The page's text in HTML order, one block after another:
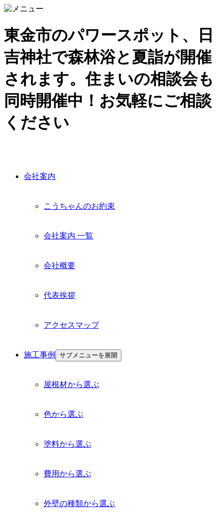
東金市のパワースポット、日
吉神社で森林浴と夏詣が開催
されます。住まいの相談会も
同時開催中！お気軽にご相談
ください
会社案内
こうちゃんのお約束
会社案内 一覧
会社概要
代表挨拶
アクセスマップ
施工事例 サブメニューを展開
屋根材から選ぶ
色から選ぶ
塗料から選ぶ
費用から選ぶ
外壁の種類から選ぶ